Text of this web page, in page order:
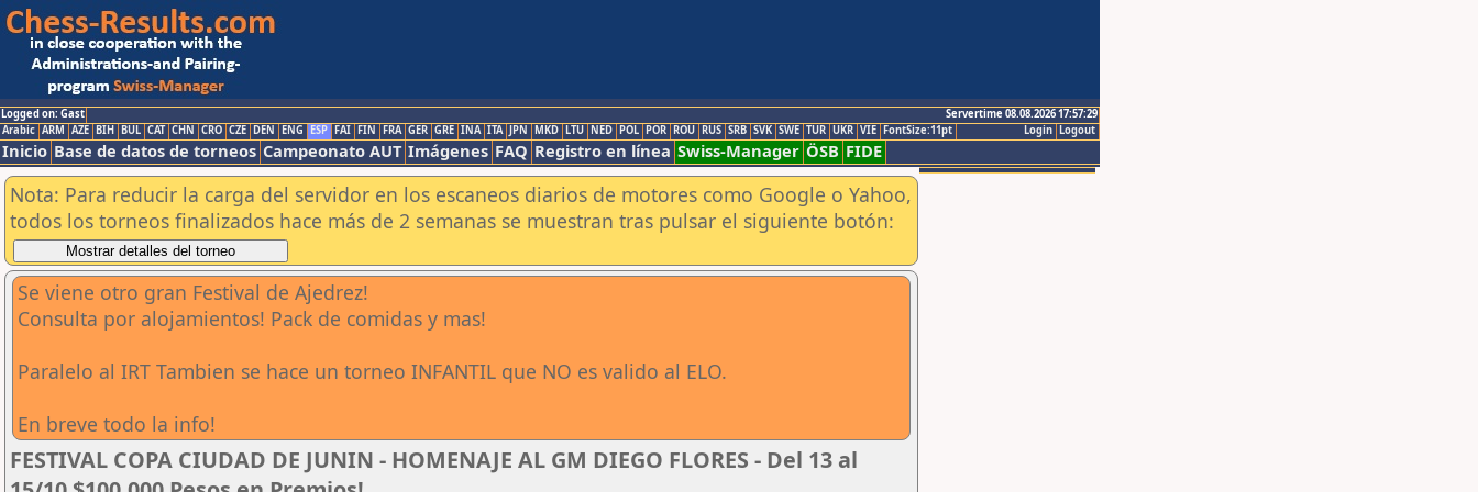
Logged on: Gast
Servertime 08.08.2026 17:57:29
Logout
Login
Arabic ARM AZE BIH BUL CAT CHN CRO CZE DEN ENG ESP FAI FIN FRA GER GRE INA ITA JPN MKD LTU NED POL POR ROU RUS SRB SVK SWE TUR UKR VIE FontSize:11pt
Inicio Base de datos de torneos Campeonato AUT Imágenes FAQ Registro en línea Swiss-Manager ÖSB FIDE
Nota: Para reducir la carga del servidor en los escaneos diarios de motores como Google o Yahoo,
todos los torneos finalizados hace más de 2 semanas se muestran tras pulsar el siguiente botón:
Se viene otro gran Festival de Ajedrez!
Consulta por alojamientos! Pack de comidas y mas!
Paralelo al IRT Tambien se hace un torneo INFANTIL que NO es valido al ELO.
En breve todo la info!
FESTIVAL COPA CIUDAD DE JUNIN - HOMENAJE AL GM DIEGO FLORES - Del 13 al